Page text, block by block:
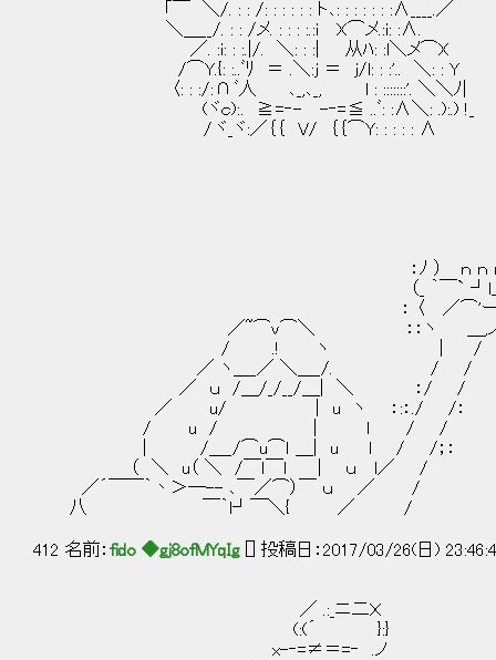
「￣ ＼/. : : /: : : : : : ト､: : : : : : :∧____.／
＼＿__/. : : /メ. : : : :.:i X⌒メ.:i: :∧.
／. :i: : :.|/. ＼: : :| 从ﾊ: :l＼メ⌒X その足じ
/⌒Y.{: :..ﾞﾘ ＝ .＼:j ＝ j/l: : :'.. ＼: :
〈: : :/: ∩ ﾞ人 ､_,､_, l : :::::::'. ＼＼ﾉ| 回復
(ヾｃ): . ≧ =‐- -‐= ≦ ..ﾞ: :∧＼: .):.) !_
/ ヾ_ヾ:／｛｛ V/ ｛｛⌒Y: : : : : ∧
：ﾉ ） ｎ ｎ
（_ ｀￣` ┘l｣ |┐：
： 〈 ／⌒'ー'_
／~⌒ｖ⌒＼ ：：ヽ ＿,ノ
/ .! ヽ | /
／ ヽ＿_／ ＼＿_/. / /
／ ｕ /＿/_/__/＿| ＼ ：/ / ・・・・
／ u/ | u ヽ ：:：./ /：
/ u / | l / / ―――あ、ていう
| /＿_/⌒u⌒ｌ ＿| u l / /；： グ、
（ ＼ u（ ＼ /￣ｌ￣ｌ | ｕ l／ /
／´￣￣｀丶＞―-- ､￣／⌒）￣ ｕ ／ /
八 ￣｀l┘￣＼{ ／ /
412 名前： fido ◆gj8ofMYqIg [] 投稿日：2017/03/26(日)
／ .:_ニ二Ｘ
(:(´ }:}
x-‐=≠＝=‐ .ノ